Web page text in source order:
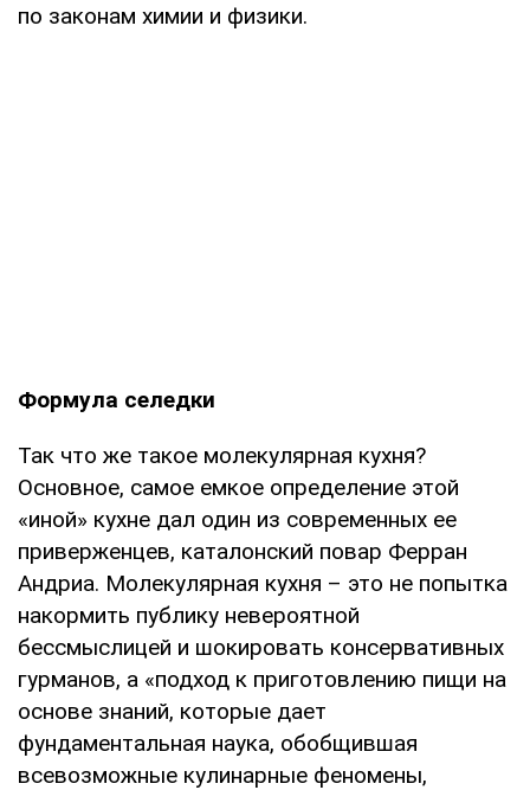
по законам химии и физики.
Формула селедки
Так что же такое молекулярная кухня?
Основное, самое емкое определение этой
«иной» кухне дал один из современных ее
приверженцев, каталонский повар Ферран
Андриа. Молекулярная кухня – это не попытка
накормить публику невероятной
бессмыслицей и шокировать консервативных
гурманов, а «подход к приготовлению пищи на
основе знаний, которые дает
фундаментальная наука, обобщившая
всевозможные кулинарные феномены,